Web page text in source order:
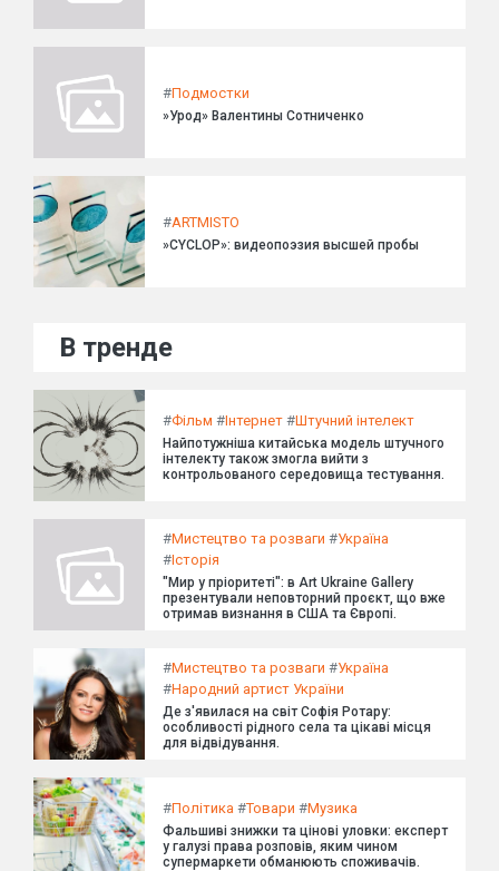
#Подмостки
»Урод» Валентины Сотниченко
#ARTMISTO
»CYCLOP»: видеопоэзия высшей пробы
В тренде
#Фільм #Інтернет #Штучний інтелект
Найпотужніша китайська модель штучного
інтелекту також змогла вийти з
контрольованого середовища тестування.
#Мистецтво та розваги #Україна
#Історія
"Мир у пріоритеті": в Art Ukraine Gallery
презентували неповторний проєкт, що вже
отримав визнання в США та Європі.
#Мистецтво та розваги #Україна
#Народний артист України
Де з'явилася на світ Софія Ротару:
особливості рідного села та цікаві місця
для відвідування.
#Політика #Товари #Музика
Фальшиві знижки та цінові уловки: експерт
у галузі права розповів, яким чином
супермаркети обманюють споживачів.